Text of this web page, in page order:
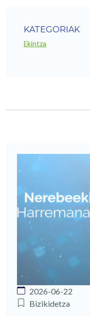
KATEGORIAK
Ekintza
2026-06-22
Bizikidetza